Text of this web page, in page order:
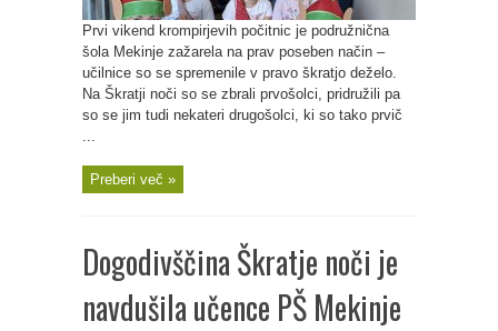
Prvi vikend krompirjevih počitnic je podružnična
šola Mekinje zažarela na prav poseben način –
učilnice so se spremenile v pravo škratjo deželo.
Na Škratji noči so se zbrali prvošolci, pridružili pa
so se jim tudi nekateri drugošolci, ki so tako prvič
...
Preberi več »
Dogodivščina Škratje noči je
navdušila učence PŠ Mekinje